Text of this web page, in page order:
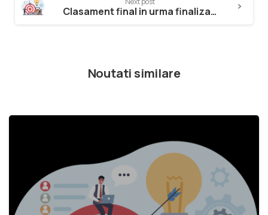
Clasament final in urma finalizarii concursului de planurilor de afaceri depuse
Noutati similare